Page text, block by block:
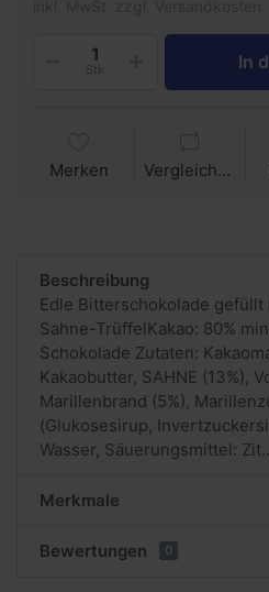
Stk In
Merken Vergleichen
Beschreibung
Edle Bitterschokolade
Sahne-TrüffelKakao: 80%
Schokolade Zutaten:
Kakaobutter, SAHNE (13%),
Marillenbrand (5%),
(Glukosesirup,
Wasser, Säuerungsmittel:
Merkmale
Bewertungen 0